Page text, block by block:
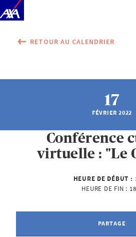
RETOUR AU CALENDRIER
17
FÉVRIER 2022
Conférence
virtuelle : "Le
HEURE DE DÉBUT :
HEURE DE FIN :
PARTAGE